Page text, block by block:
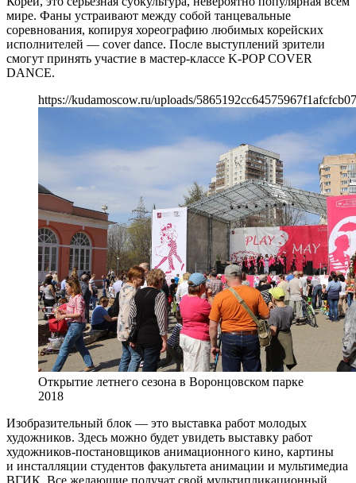
мире. Фаны устраивают между собой танцевальные
соревнования, копируя хореографию любимых корейских
исполнителей — cover dance. После выступлений зрители
смогут принять участие в мастер-классе K-POP COVER
DANCE.
https://kudamoscow.ru/uploads/
Открытие летнего сезона в Воронцовском парке
2018
Изобразительный блок — это выставка работ молодых
художников. Здесь можно будет увидеть выставку работ
художников-постановщиков анимационного кино, картины
и инсталляции студентов факультета анимации и мультимедиа
ВГИК. Все желающие получат свой мультипликационный